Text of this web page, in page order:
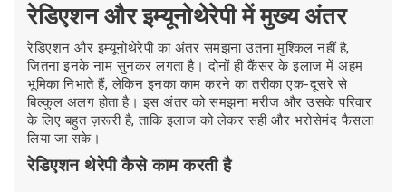
रेडिएशन और इम्यूनोथेरेपी में मुख्य अंतर
रेडिएशन और इम्यूनोथेरेपी का अंतर समझना उतना मुश्किल नहीं है,
जितना इनके नाम सुनकर लगता है। दोनों ही कैंसर के इलाज में अहम
भूमिका निभाते हैं, लेकिन इनका काम करने का तरीका एक-दूसरे से
बिल्कुल अलग होता है। इस अंतर को समझना मरीज और उसके परिवार
के लिए बहुत ज़रूरी है, ताकि इलाज को लेकर सही और भरोसेमंद फैसला
लिया जा सके।
रेडिएशन थेरेपी कैसे काम करती है